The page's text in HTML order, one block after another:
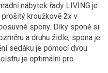
nábytek řady LIVING je
kroužkově 2x v
spony. Díky sponě si
a druhu židle, spona je
sedáku je pomocí dvou
je optimální pro